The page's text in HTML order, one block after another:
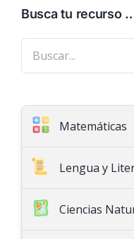
Busca tu recurso
Matemáticas
Geometría
Lengua y
Ciencias